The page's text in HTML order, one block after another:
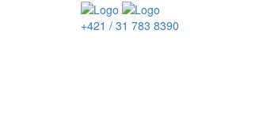
+421 / 31 783 8390